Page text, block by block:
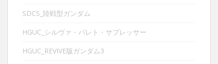
SDCS_陸戦型ガンダム
HGUC_シルヴァ・バレト・サプレッサー
HGUC_REVIVE版ガンダム3